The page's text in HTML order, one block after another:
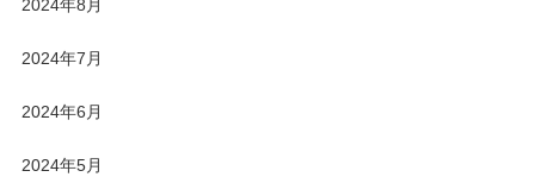
2024年8月
2024年7月
2024年6月
2024年5月